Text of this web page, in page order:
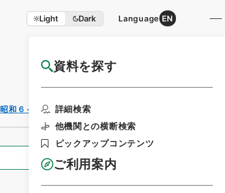
Light Dark Language EN
資料を探す
詳細検索
他機関との横断検索
ピックアップコンテンツ
ご利用案内
国立公文書館HP利用案内
和６～１１年
全ての情報